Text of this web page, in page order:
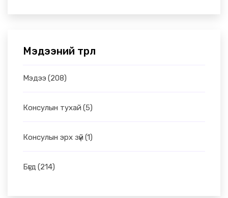
Мэдээний төрөл
Мэдээ (208)
Консулын тухай (5)
Консулын эрх зүй (1)
Бүгд (214)